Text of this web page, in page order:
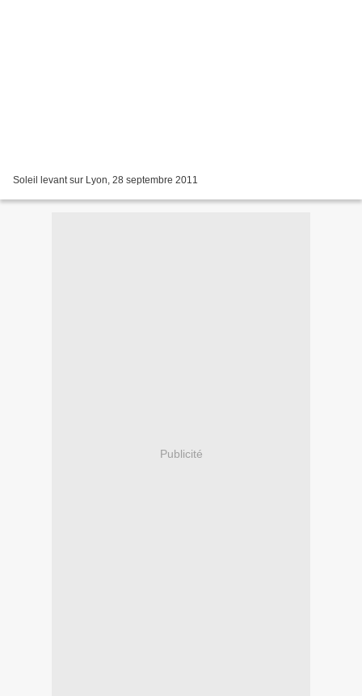
Soleil levant sur Lyon, 28 septembre 2011
Publicité